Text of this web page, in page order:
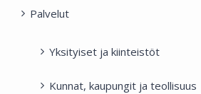
Palvelut
Yksityiset ja kiinteistöt
Kunnat, kaupungit ja teollisuus